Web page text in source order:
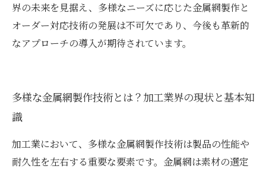
界の未来を見据え、多様なニーズに応じた金属網製作と
オーダー対応技術の発展は不可欠であり、今後も革新的
なアプローチの導入が期待されています。
多様な金属網製作技術とは？加工業界の現状と基本知
識
加工業において、多様な金属網製作技術は製品の性能や
耐久性を左右する重要な要素です。金属網は素材の選定